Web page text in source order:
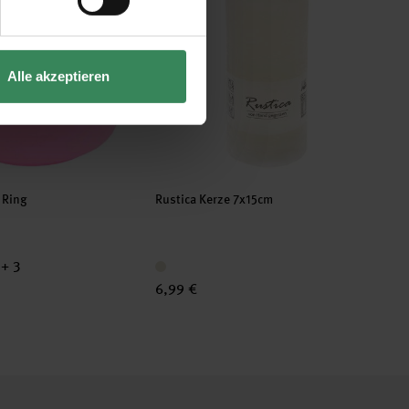
Alle akzeptieren
+ 3
Rustica Kerze 7x15cm
6,99 €